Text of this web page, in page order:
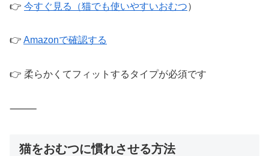
👉 今すぐ見る（猫でも使いやすいおむつ）
👉 Amazonで確認する
👉 柔らかくてフィットするタイプが必須です
⸻
猫をおむつに慣れさせる方法